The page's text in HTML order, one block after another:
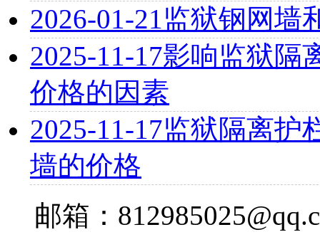
2026-01-21监狱钢网墙
2025-11-17影响监狱隔
价格的因素
2025-11-17监狱隔离护
墙的价格
邮箱：